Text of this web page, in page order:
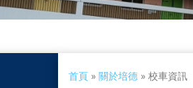
首頁» 關於培德» 校車資訊